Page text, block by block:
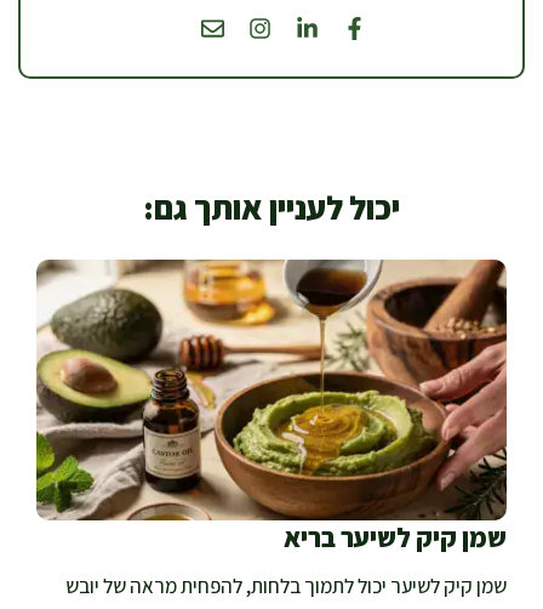
יכול לעניין אותך גם:
שמן קיק לשיער בריא
שמן קיק לשיער יכול לתמוך בלחות, להפחית מראה של יובש